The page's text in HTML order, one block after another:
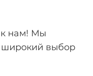
к нам! Мы
широкий выбор